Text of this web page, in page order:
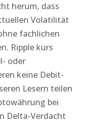
herum, dass
Volatilität
fachlichen
Ripple kurs
oder
keine Debit-
Lesern teilen
bei
Delta-Verdacht